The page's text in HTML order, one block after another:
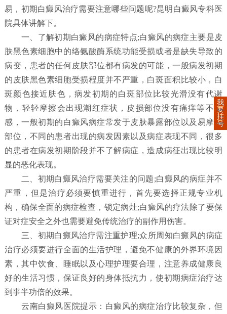
易，初期白癜风治疗需要注意哪些问题呢?昆明白癜风专科医
院具体讲解下。
一、了解初期白癜风的病症特点;白癜风的病症主要是皮
肤黑色素细胞中的络氨酸酶系统功能受损或者是缺失导致的
病变，患者的任何皮肤部位都有病发的可能，一般病发初期
的皮肤黑色素细胞受损程度并不严重，白斑面积比较小，白
斑颜色接近肤色，病发初期的白斑部位比较光滑没有代谢
物，轻轻摩擦会出现潮红症状，皮损部位没有痛痒等不适
感，一般初期的白癜风病症常发于皮肤暴露部位以及易摩擦
部位，不同的患者出现的病发因素以及病症表现不同，很多
的患者在病发初期阶段并不了解病症，造成病征出现比较明
显的恶化表现。
二、初期白癜风治疗需要关注的问题;白癜风的病症并不
严重，但是治疗必须要慎重进行，首先要选择正规专业机
构，确保全面的病症检查，锁定病灶;白癜风的疗法除了要保
证对症安全之外也需要避免传统治疗的副作用伤害。
三、初期白癜风治疗需注重护理;众所周知白癜风的病症
治疗必须要进行全面的生活护理，避免不健康的外界环境因
素，其中饮食、睡眠以及心理护理要合理，注意养成健康良
好的生活习惯，保证良好的身体抵抗力，使初期病症治疗达
到事半功倍的效果。
云南白癜风医院提示：白癜风的病症治疗比较复杂，但
我
要
挂
号